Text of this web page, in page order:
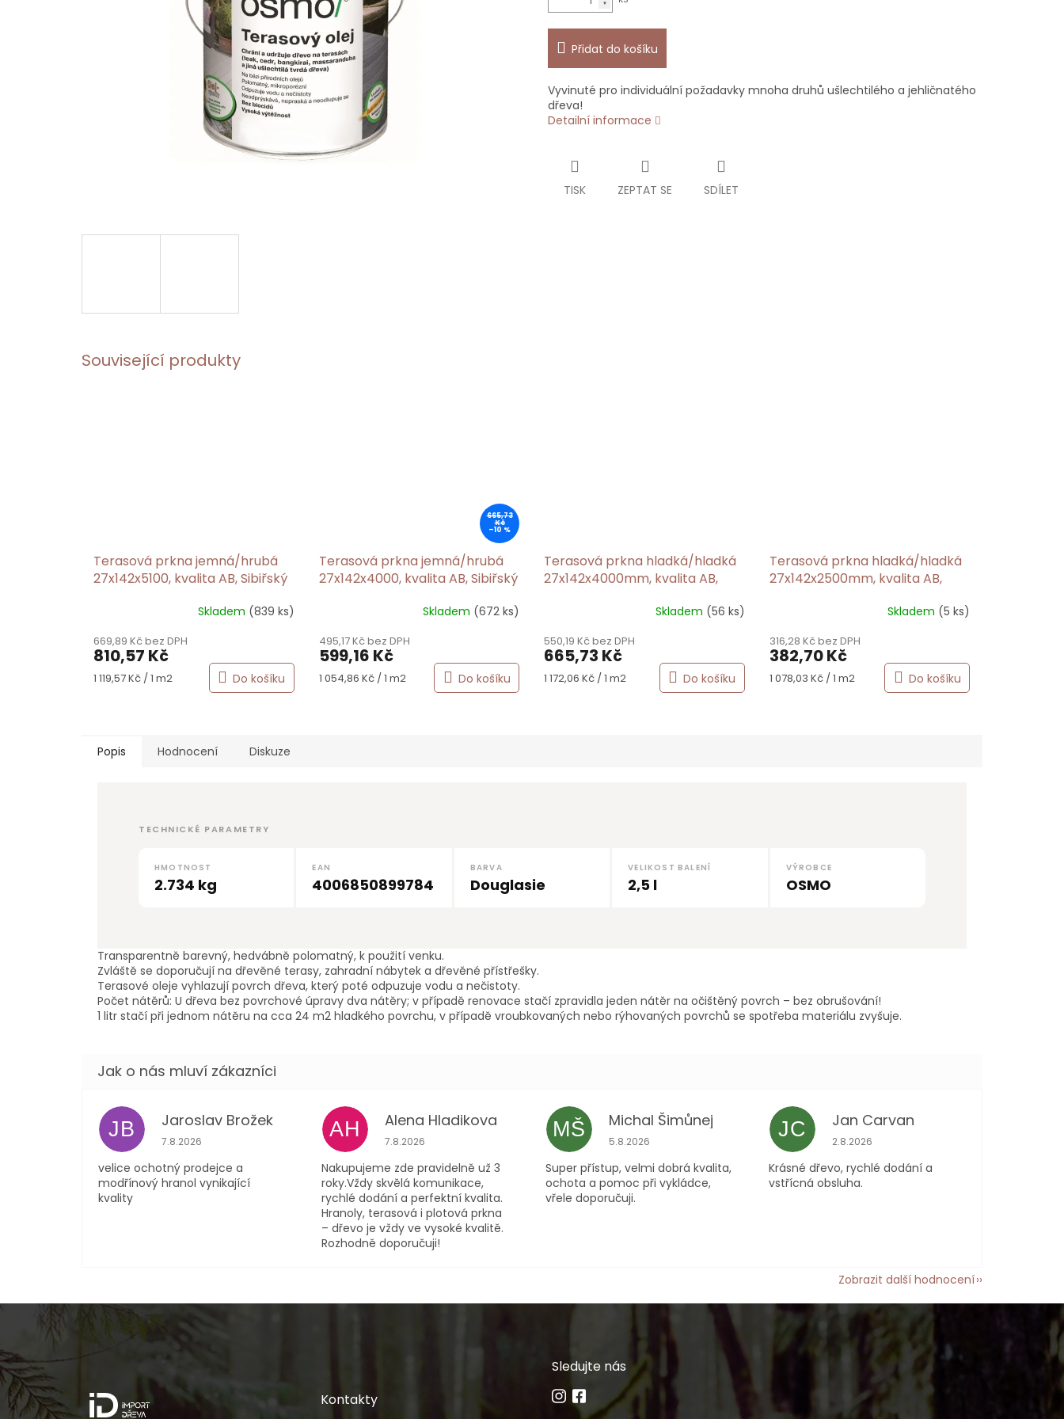
Přidat do košíku
Vyvinuté pro individuální požadavky mnoha druhů ušlechtilého a jehličnatého
dřeva!
Detailní informace
TISK ZEPTAT SE SDÍLET
Související produkty
Terasová prkna jemná/hrubá
27x142x5100, kvalita AB, Sibiřský
Skladem (839 ks)
669,89 Kč bez DPH
810,57 Kč
Měrná
1 119,57 Kč / 1 m2 Do košíku
665,73
Kč
–10 %
Terasová prkna jemná/hrubá
27x142x4000, kvalita AB, Sibiřský
produktu
je
5,0
Skladem (672 ks)
495,17 Kč bez DPH
599,16 Kč
Měrná
1 054,86 Kč / 1 m2 Do košíku
Terasová prkna hladká/hladká
27x142x4000mm, kvalita AB,
produktu
je
5,0
Skladem (56 ks)
550,19 Kč bez DPH
665,73 Kč
Měrná
1 172,06 Kč / 1 m2 Do košíku
Terasová prkna hladká/hladká
27x142x2500mm, kvalita AB,
Skladem (5 ks)
316,28 Kč bez DPH
382,70 Kč
Měrná
1 078,03 Kč / 1 m2 Do košíku
Popis Hodnocení Diskuze
TECHNICKÉ PARAMETRY
HMOTNOST
2.734 kg
EAN
4006850899784
BARVA
Douglasie
VELIKOST BALENÍ
2,5 l
VÝROBCE
OSMO
Transparentně barevný, hedvábně polomatný, k použití venku.
Zvláště se doporučují na dřevěné terasy, zahradní nábytek a dřevěné přístřešky.
Terasové oleje vyhlazují povrch dřeva, který poté odpuzuje vodu a nečistoty.
Počet nátěrů: U dřeva bez povrchové úpravy dva nátěry; v případě renovace stačí zpravidla jeden nátěr na očištěný povrch – bez obrušování!
1 litr stačí při jednom nátěru na cca 24 m2 hladkého povrchu, v případě vroubkovaných nebo rýhovaných povrchů se spotřeba materiálu zvyšuje.
JB Jaroslav Brožek
Hodnocení obchodu je 5 z 5 hvězdiček.
7.8.2026
velice ochotný prodejce a
modřínový hranol vynikající
kvality
AH Alena Hladikova
Hodnocení obchodu je 5 z 5 hvězdiček.
7.8.2026
Nakupujeme zde pravidelně už 3
roky.Vždy skvělá komunikace,
rychlé dodání a perfektní kvalita.
Hranoly, terasová i plotová prkna
– dřevo je vždy ve vysoké kvalitě.
Rozhodně doporučuji!
MŠ Michal Šimůnej
Hodnocení obchodu je 5 z 5 hvězdiček.
5.8.2026
Super přístup, velmi dobrá kvalita,
ochota a pomoc při vykládce,
vřele doporučuji.
JC Jan Carvan
Hodnocení obchodu je 5 z 5 hvězdiček.
2.8.2026
Krásné dřevo, rychlé dodání a
vstřícná obsluha.
Zobrazit další hodnocení
Z
p
a
t
Kontakty
Sledujte nás